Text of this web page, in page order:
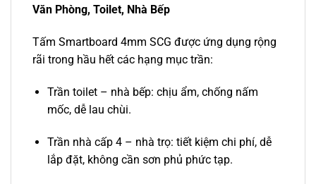
Văn Phòng, Toilet, Nhà Bếp
Tấm Smartboard 4mm SCG được ứng dụng rộng
rãi trong hầu hết các hạng mục trần:
Trần toilet – nhà bếp: chịu ẩm, chống nấm
mốc, dễ lau chùi.
Trần nhà cấp 4 – nhà trọ: tiết kiệm chi phí, dễ
lắp đặt, không cần sơn phủ phức tạp.